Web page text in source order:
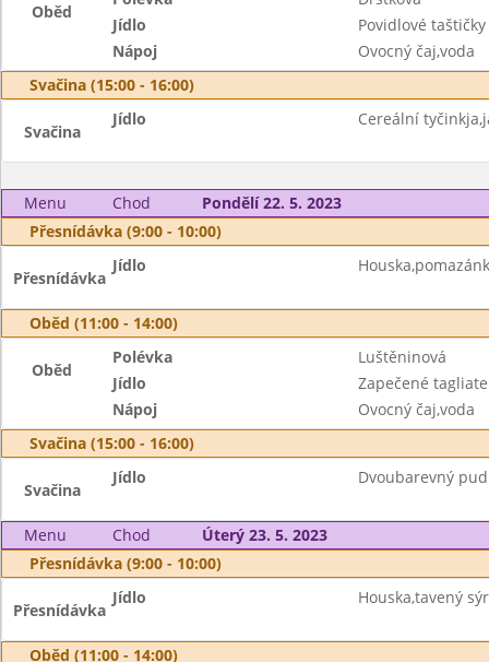
Oběd
Jídlo
Povidlové
Nápoj
Ovocný čaj,voda
Svačina (15:00 - 16:00)
Svačina
Jídlo Cereální
Menu Chod
Pondělí 22. 5. 2023
Přesnídávka (9:00 - 10:00)
Přesnídávka
Jídlo
Oběd (11:00 - 14:00)
Oběd
Polévka
Luštěninová
Jídlo
Zapečené
Nápoj
Ovocný čaj,voda
Svačina (15:00 - 16:00)
Svačina
Jídlo Dvoubarevný
Menu Chod
Úterý 23. 5. 2023
Přesnídávka (9:00 - 10:00)
Přesnídávka
Jídlo Houska,tavený
Oběd (11:00 - 14:00)